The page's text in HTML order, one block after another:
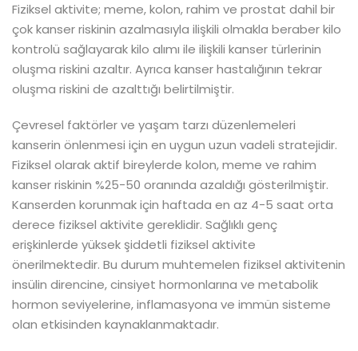
Fiziksel aktivite; meme, kolon, rahim ve prostat dahil bir
çok kanser riskinin azalmasıyla ilişkili olmakla beraber kilo
kontrolü sağlayarak kilo alımı ile ilişkili kanser türlerinin
oluşma riskini azaltır. Ayrıca kanser hastalığının tekrar
oluşma riskini de azalttığı belirtilmiştir.
Çevresel faktörler ve yaşam tarzı düzenlemeleri
kanserin önlenmesi için en uygun uzun vadeli stratejidir.
Fiziksel olarak aktif bireylerde kolon, meme ve rahim
kanser riskinin %25-50 oranında azaldığı gösterilmiştir.
Kanserden korunmak için haftada en az 4-5 saat orta
derece fiziksel aktivite gereklidir. Sağlıklı genç
erişkinlerde yüksek şiddetli fiziksel aktivite
önerilmektedir. Bu durum muhtemelen fiziksel aktivitenin
insülin direncine, cinsiyet hormonlarına ve metabolik
hormon seviyelerine, inflamasyona ve immün sisteme
olan etkisinden kaynaklanmaktadır.